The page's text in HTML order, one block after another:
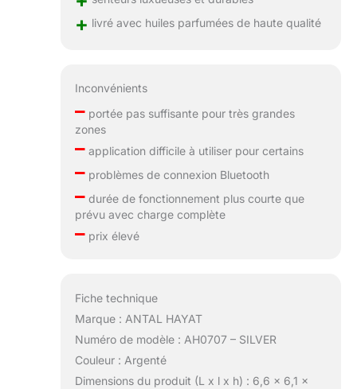
+ livré avec huiles parfumées de haute qualité
Inconvénients
–portée pas suffisante pour très grandes
zones
–application difficile à utiliser pour certains
–problèmes de connexion Bluetooth
–durée de fonctionnement plus courte que
prévu avec charge complète
–prix élevé
Fiche technique
Marque : ANTAL HAYAT
Numéro de modèle : AH0707 – SILVER
Couleur : Argenté
Dimensions du produit (L x l x h) : 6,6 x 6,1 x